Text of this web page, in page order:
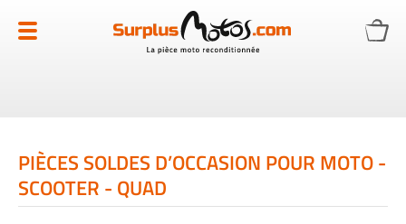
au
contenu
PIÈCES SOLDES D’OCCASION POUR MOTO -
SCOOTER - QUAD